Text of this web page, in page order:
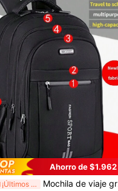
Ahorro de $1.962
¡Últimos 3 días Mochila de viaje grande, adecuada para la temporada de regreso a la escuela; mochila de viaje de alta gama, adecuada para viajes de negocios; equipada con compartimento de gran capacidad para computadora portátil